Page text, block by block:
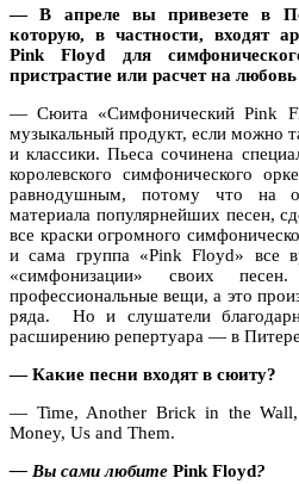
— В апреле вы привезете в
которую, в частности, входят
Pink
Floyd для
пристрастие или расчет на
— Сюита «СимфоническийPink
музыкальный продукт, если можно
и классики. Пьеса сочинена
королевского симфонического
равнодушным, потому что на
материала популярнейших песен,
все краски огромного
и сама группа «Pink Floyd» все
«симфонизации» своих песен.
профессиональные вещи, а это
ряда.
Но и слушатели
расширению репертуара — в
— Какие песни входят в сюиту?
— Time, Another Brick in the Wall,
Money, Us and Them.
— Вы сами любите Pink Floyd?